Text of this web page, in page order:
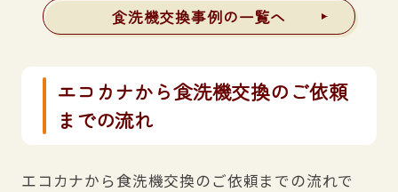
食洗機交換事例の一覧へ
エコカナから食洗機交換のご依頼
までの流れ
エコカナから食洗機交換のご依頼までの流れで